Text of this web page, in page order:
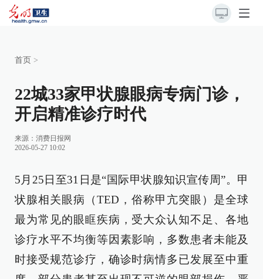
首页 >
22城33家甲状腺眼病专病门诊，
开启精准诊疗时代
来源：消费日报网
2026-05-27 10:02
5月25日至31日是“国际甲状腺知识宣传周”。甲
状腺相关眼病（TED，俗称甲亢突眼）是全球
最为常见的眼眶疾病，受大众认知不足、各地
诊疗水平不均衡等因素影响，多数患者未能及
时接受规范诊疗，确诊时病情多已发展至中重